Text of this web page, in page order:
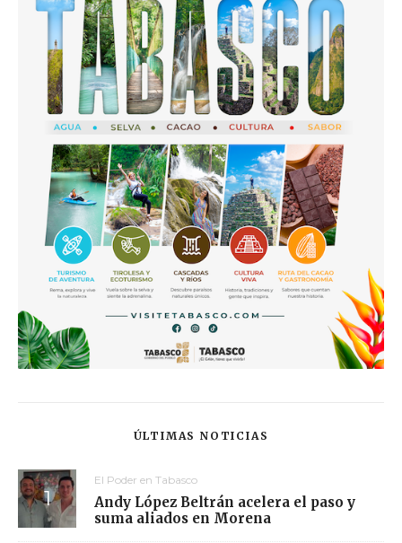
ÚLTIMAS NOTICIAS
El Poder en Tabasco
Andy López Beltrán acelera el paso y
suma aliados en Morena